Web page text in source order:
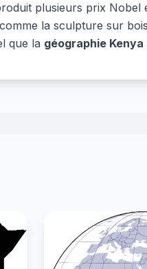
plusieurs prix Nobel
la sculpture sur
que la géographie Kenya